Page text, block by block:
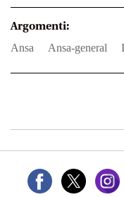
Argomenti:
ansa ansa-general